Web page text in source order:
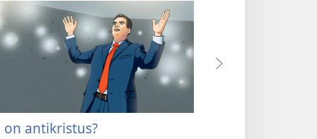
on antikristus?